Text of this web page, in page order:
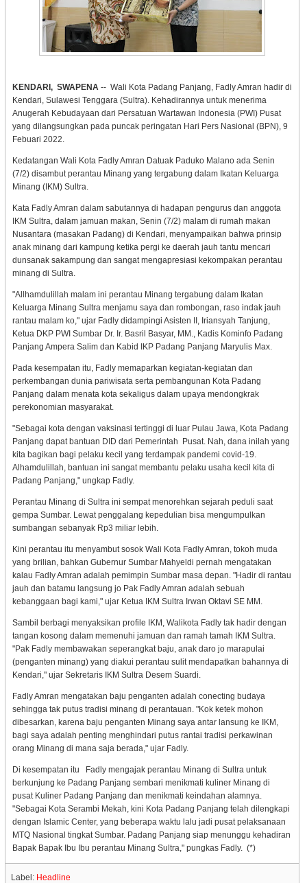
KENDARI, SWAPENA -- Wali Kota Padang Panjang, Fadly Amran hadir di
Kendari, Sulawesi Tenggara (Sultra). Kehadirannya untuk menerima
Anugerah Kebudayaan dari Persatuan Wartawan Indonesia (PWI) Pusat
yang dilangsungkan pada puncak peringatan Hari Pers Nasional (BPN), 9
Febuari 2022.
Kedatangan Wali Kota Fadly Amran Datuak Paduko Malano ada Senin
(7/2) disambut perantau Minang yang tergabung dalam Ikatan Keluarga
Minang (IKM) Sultra.
Kata Fadly Amran dalam sabutannya di hadapan pengurus dan anggota
IKM Sultra, dalam jamuan makan, Senin (7/2) malam di rumah makan
Nusantara (masakan Padang) di Kendari, menyampaikan bahwa prinsip
anak minang dari kampung ketika pergi ke daerah jauh tantu mencari
dunsanak sakampung dan sangat mengapresiasi kekompakan perantau
minang di Sultra.
"Allhamdulillah malam ini perantau Minang tergabung dalam Ikatan
Keluarga Minang Sultra menjamu saya dan rombongan, raso indak jauh
rantau malam ko," ujar Fadly didampingi Asisten II, Iriansyah Tanjung,
Ketua DKP PWI Sumbar Dr. Ir. Basril Basyar, MM., Kadis Kominfo Padang
Panjang Ampera Salim dan Kabid IKP Padang Panjang Maryulis Max.
Pada kesempatan itu, Fadly memaparkan kegiatan-kegiatan dan
perkembangan dunia pariwisata serta pembangunan Kota Padang
Panjang dalam menata kota sekaligus dalam upaya mendongkrak
perekonomian masyarakat.
"Sebagai kota dengan vaksinasi tertinggi di luar Pulau Jawa, Kota Padang
Panjang dapat bantuan DID dari Pemerintah Pusat. Nah, dana inilah yang
kita bagikan bagi pelaku kecil yang terdampak pandemi covid-19.
Alhamdulillah, bantuan ini sangat membantu pelaku usaha kecil kita di
Padang Panjang," ungkap Fadly.
Perantau Minang di Sultra ini sempat menorehkan sejarah peduli saat
gempa Sumbar. Lewat penggalang kepedulian bisa mengumpulkan
sumbangan sebanyak Rp3 miliar lebih.
Kini perantau itu menyambut sosok Wali Kota Fadly Amran, tokoh muda
yang brilian, bahkan Gubernur Sumbar Mahyeldi pernah mengatakan
kalau Fadly Amran adalah pemimpin Sumbar masa depan. "Hadir di rantau
jauh dan batamu langsung jo Pak Fadly Amran adalah sebuah
kebanggaan bagi kami," ujar Ketua IKM Sultra Irwan Oktavi SE MM.
Sambil berbagi menyaksikan profile IKM, Walikota Fadly tak hadir dengan
tangan kosong dalam memenuhi jamuan dan ramah tamah IKM Sultra.
"Pak Fadly membawakan seperangkat baju, anak daro jo marapulai
(penganten minang) yang diakui perantau sulit mendapatkan bahannya di
Kendari," ujar Sekretaris IKM Sultra Desem Suardi.
Fadly Amran mengatakan baju penganten adalah conecting budaya
sehingga tak putus tradisi minang di perantauan. "Kok ketek mohon
dibesarkan, karena baju penganten Minang saya antar lansung ke IKM,
bagi saya adalah penting menghindari putus rantai tradisi perkawinan
orang Minang di mana saja berada," ujar Fadly.
Di kesempatan itu Fadly mengajak perantau Minang di Sultra untuk
berkunjung ke Padang Panjang sembari menikmati kuliner Minang di
pusat Kuliner Padang Panjang dan menikmati keindahan alamnya.
"Sebagai Kota Serambi Mekah, kini Kota Padang Panjang telah dilengkapi
dengan Islamic Center, yang beberapa waktu lalu jadi pusat pelaksanaan
MTQ Nasional tingkat Sumbar. Padang Panjang siap menunggu kehadiran
Bapak Bapak Ibu Ibu perantau Minang Sultra," pungkas Fadly. (*)
Label: Headline